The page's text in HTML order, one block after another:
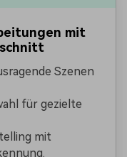
mit
Szenen
für gezielte
mit